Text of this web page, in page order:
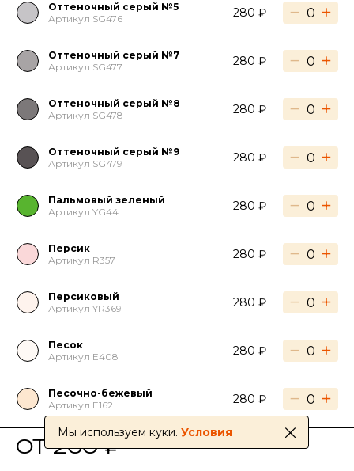
ОТ 260 ₽
Оттеночный серый №5
Артикул SG476
280 ₽ − +
Оттеночный серый №7
Артикул SG477
280 ₽ − +
Оттеночный серый №8
Артикул SG478
280 ₽ − +
Оттеночный серый №9
Артикул SG479
280 ₽ − +
Пальмовый зеленый
Артикул YG44
280 ₽ − +
Персик
Артикул R357
280 ₽ − +
Персиковый
Артикул YR369
280 ₽ − +
Песок
Артикул E408
280 ₽ − +
Песочно-бежевый
Артикул E162
280 ₽ − +
Песчаный коричневый
Артикул YR219
280 ₽ −
Мы используем куки. Условия